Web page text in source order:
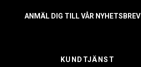
ANMÄL DIG TILL VÅR NYHETSBREV
KUNDTJÄNST